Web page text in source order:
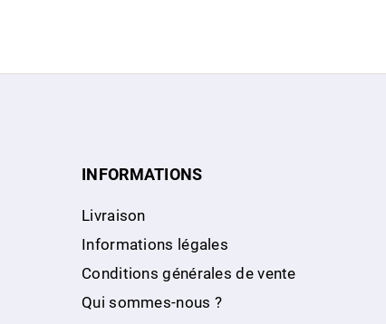
INFORMATIONS
Livraison
Informations légales
Conditions générales de vente
Qui sommes-nous ?